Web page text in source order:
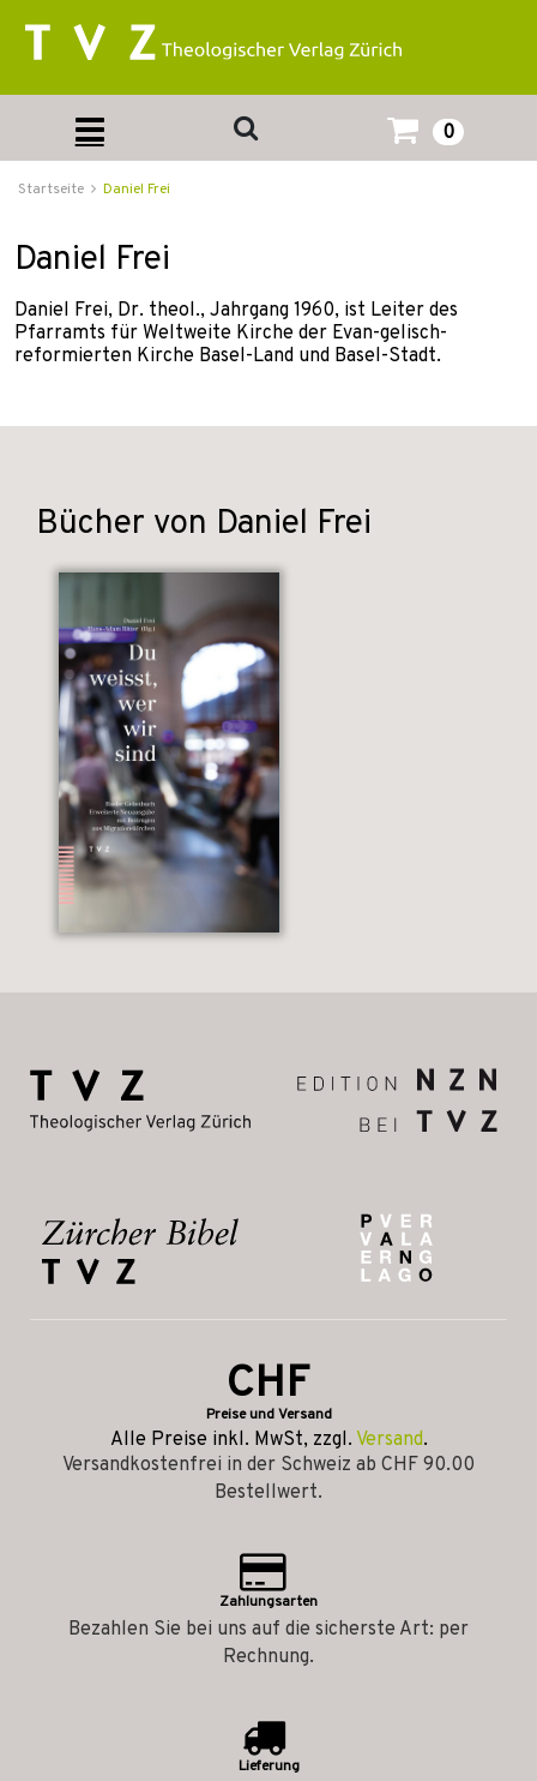
0
Startseite Daniel Frei
Daniel Frei
Daniel Frei, Dr. theol., Jahrgang 1960, ist Leiter des
Pfarramts für Weltweite Kirche der Evan-gelisch-
reformierten Kirche Basel-Land und Basel-Stadt.
Bücher von Daniel Frei
CHF
Preise und Versand
Alle Preise inkl. MwSt, zzgl. Versand.
Versandkostenfrei in der Schweiz ab CHF 90.00
Bestellwert.
Zahlungsarten
Bezahlen Sie bei uns auf die sicherste Art: per
Rechnung.
Lieferung